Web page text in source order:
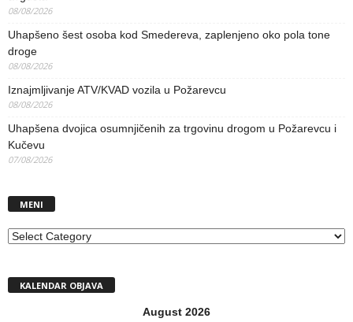
08/08/2026
Uhapšeno šest osoba kod Smedereva, zaplenjeno oko pola tone
droge
08/08/2026
Iznajmljivanje ATV/KVAD vozila u Požarevcu
08/08/2026
Uhapšena dvojica osumnjičenih za trgovinu drogom u Požarevcu i
Kučevu
07/08/2026
MENI
MENI
KALENDAR OBJAVA
August 2026